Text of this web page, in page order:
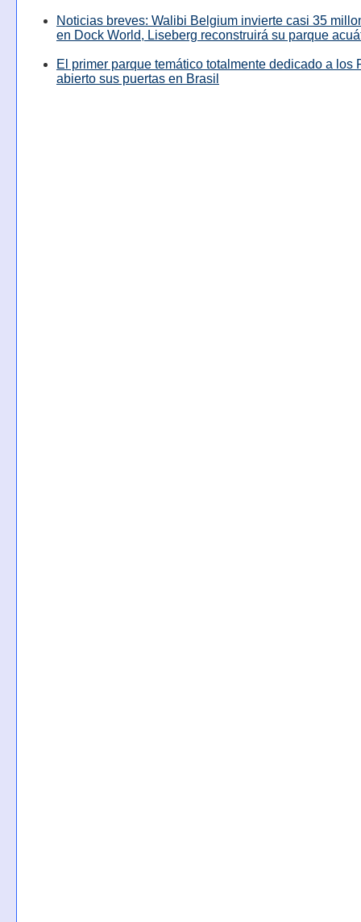
Noticias breves: Walibi Belgium invierte casi 35
en Dock World, Liseberg reconstruirá su parque
El primer parque temático totalmente dedicado a los
abierto sus puertas en Brasil